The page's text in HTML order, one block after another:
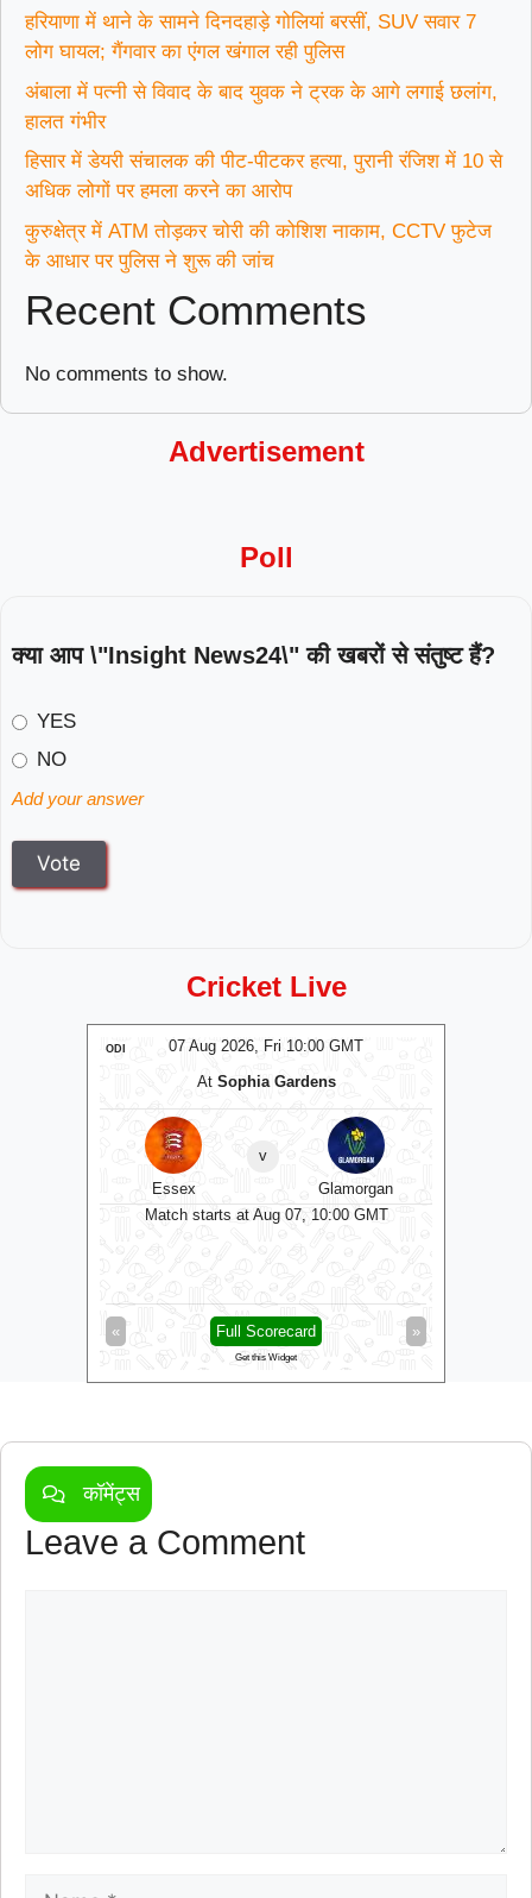
हरियाणा में थाने के सामने दिनदहाड़े गोलियां बरसीं, SUV सवार 7
लोग घायल; गैंगवार का एंगल खंगाल रही पुलिस
अंबाला में पत्नी से विवाद के बाद युवक ने ट्रक के आगे लगाई छलांग,
हालत गंभीर
हिसार में डेयरी संचालक की पीट-पीटकर हत्या, पुरानी रंजिश में 10 से
अधिक लोगों पर हमला करने का आरोप
कुरुक्षेत्र में ATM तोड़कर चोरी की कोशिश नाकाम, CCTV फुटेज
के आधार पर पुलिस ने शुरू की जांच
Recent Comments
No comments to show.
Advertisement
Poll
क्या आप \"Insight News24\" की खबरों से संतुष्ट हैं?
YES
NO
Add your answer
Cricket Live
07 Aug 2026, Fri 10:00 GMT
ODI
At Sophia Gardens
Essex
v
Glamorgan
Match starts at Aug 07, 10:00 GMT
« »
Full Scorecard
Get this Widget
कॉमेंट्स
Leave a Comment